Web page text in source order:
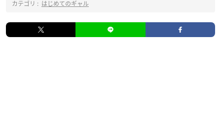
カテゴリ : はじめてのギャル